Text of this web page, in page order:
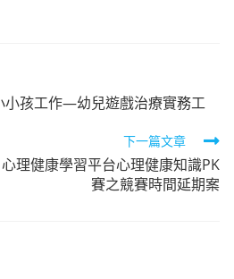
小孩工作—幼兒遊戲治療實務工
下一篇文章
理健康學習平台心理健康知識PK
賽之競賽時間延期案